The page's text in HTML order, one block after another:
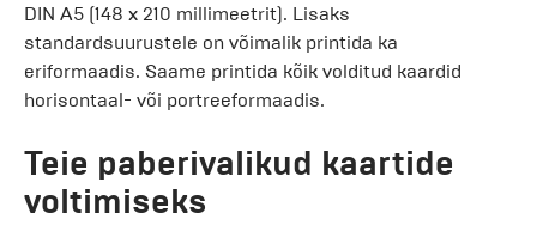
DIN A5 (148 x 210 millimeetrit). Lisaks
standardsuurustele on võimalik printida ka
eriformaadis. Saame printida kõik volditud kaardid
horisontaal- või portreeformaadis.
Teie paberivalikud kaartide
voltimiseks